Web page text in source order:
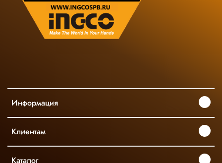
Информация
Клиентам
Каталог